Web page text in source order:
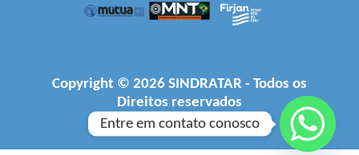
Copyright © 2026 SINDRATAR - Todos os
Direitos reservados
Desenvolvido porFirjan
Entre em contato conosco